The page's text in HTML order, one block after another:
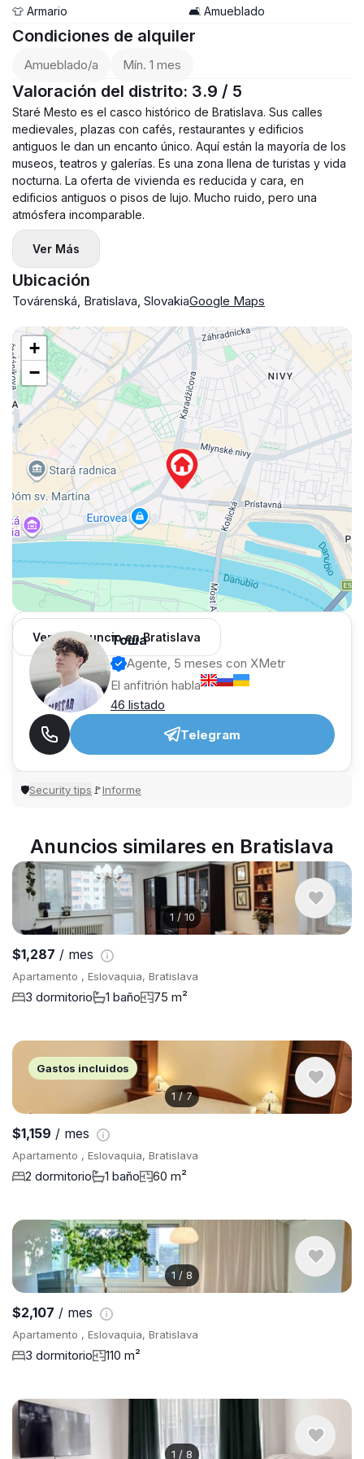
👕 Armario 🛋️ Amueblado
Condiciones de alquiler
Amueblado/a Mín. 1 mes
Valoración del distrito: 3.9 / 5
Staré Mesto es el casco histórico de Bratislava. Sus calles
medievales, plazas con cafés, restaurantes y edificios
antiguos le dan un encanto único. Aquí están la mayoría de los
museos, teatros y galerías. Es una zona llena de turistas y vida
nocturna. La oferta de vivienda es reducida y cara, en
edificios antiguos o pisos de lujo. Mucho ruido, pero una
atmósfera incomparable.
Ver Más
Ubicación
Továrenská, Bratislava, SlovakiaGoogle Maps
+
−
Ver 64 anuncio en Bratislava
Тоша
Agente, 5 meses con XMetr
El anfitrión habla
46 listado
Telegram
🛡Security tips 🚩Informe
Anuncios similares en Bratislava
1 / 10
$1,287 / mes
Apartamento , Eslovaquia, Bratislava
3 dormitorio 1 baño 75 m²
1/7
Gastos incluidos
$1,159 / mes
Apartamento , Eslovaquia, Bratislava
2 dormitorio 1 baño 60 m²
1 / 8
$2,107 / mes
Apartamento , Eslovaquia, Bratislava
3 dormitorio 110 m²
1 / 8